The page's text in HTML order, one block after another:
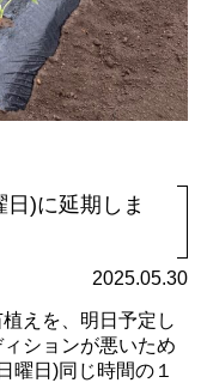
)に延期しま
2025.05.30
えを、明日予定し
ションが悪いため
曜日)同じ時間の１